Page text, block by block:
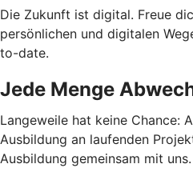
Die Zukunft ist digital. Freue
persönlichen und digitalen
to-date.
Jede Menge
Langeweile hat keine Chance:
Ausbildung an laufenden
Ausbildung gemeinsam mit uns.